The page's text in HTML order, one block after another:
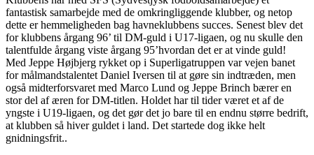
fantastisk samarbejde med de omkringliggende klubber, og netop
dette er hemmeligheden bag havneklubbens succes. Senest blev det
for klubbens årgang 96’ til DM-guld i U17-ligaen, og nu skulle den
talentfulde årgang viste årgang 95’hvordan det er at vinde guld!
Med Jeppe Højbjerg rykket op i Superligatruppen var vejen banet
for målmandstalentet Daniel Iversen til at gøre sin indtræden, men
også midterforsvaret med Marco Lund og Jeppe Brinch bærer en
stor del af æren for DM-titlen. Holdet har til tider været et af de
yngste i U19-ligaen, og det gør det jo bare til en endnu større bedrift,
at klubben så hiver guldet i land. Det startede dog ikke helt
gnidningsfrit..